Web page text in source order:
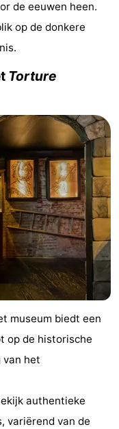
de eeuwen heen.
op de donkere
Torture
museum biedt een
op de historische
het
authentieke
variërend van de